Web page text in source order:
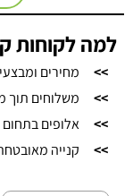
למה לקוחות
>>
מחירים
>>
משלוחים תוך
>>
אלופים בתחום
>>
קנייה